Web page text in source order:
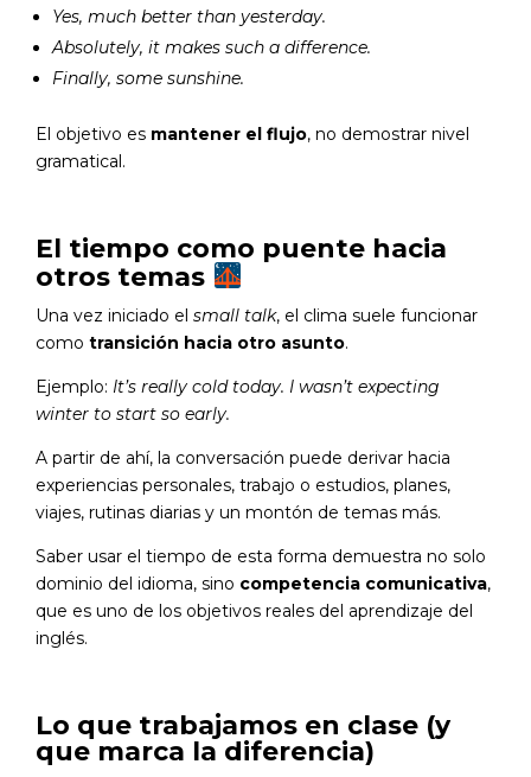
Yes, much better than yesterday.
Absolutely, it makes such a difference.
Finally, some sunshine.
El objetivo es mantener el flujo, no demostrar nivel
gramatical.
El tiempo como puente hacia
otros temas
Una vez iniciado el small talk, el clima suele funcionar
como transición hacia otro asunto.
Ejemplo: It’s really cold today. I wasn’t expecting
winter to start so early.
A partir de ahí, la conversación puede derivar hacia
experiencias personales, trabajo o estudios, planes,
viajes, rutinas diarias y un montón de temas más.
Saber usar el tiempo de esta forma demuestra no solo
dominio del idioma, sino competencia comunicativa,
que es uno de los objetivos reales del aprendizaje del
inglés.
Lo que trabajamos en clase (y
que marca la diferencia)